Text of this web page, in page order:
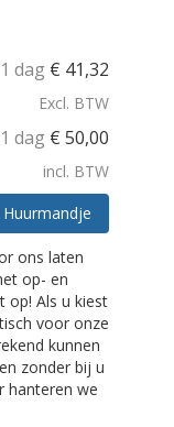
1 dag € 41,32
Excl. BTW
1 dag € 50,00
incl. BTW
Huurmandje
ons laten
op- en
op! Als u kiest
voor onze
kunnen
zonder bij u
hanteren we